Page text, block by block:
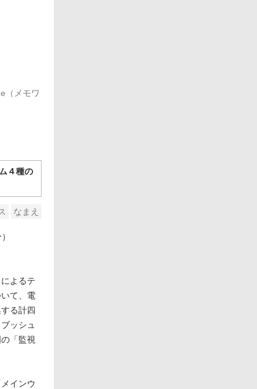
（メモワ
４種の
なまえ
よるテ
て、電
る計四
ッシュ
「監視
インウ